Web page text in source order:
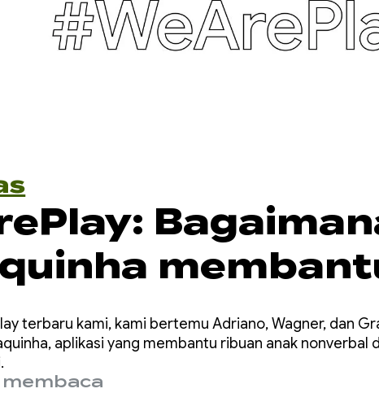
nonverbal
terbaru kami, kami bertemu Adriano, Wagner, dan
aplikasi yang membantu ribuan anak nonverbal